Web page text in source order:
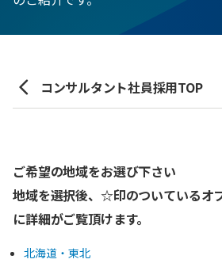
コンサルタント社員採用TOP
ご希望の地域をお選び下さい
地域を選択後、☆印のついているオ
に詳細がご覧頂けます。
北海道・東北